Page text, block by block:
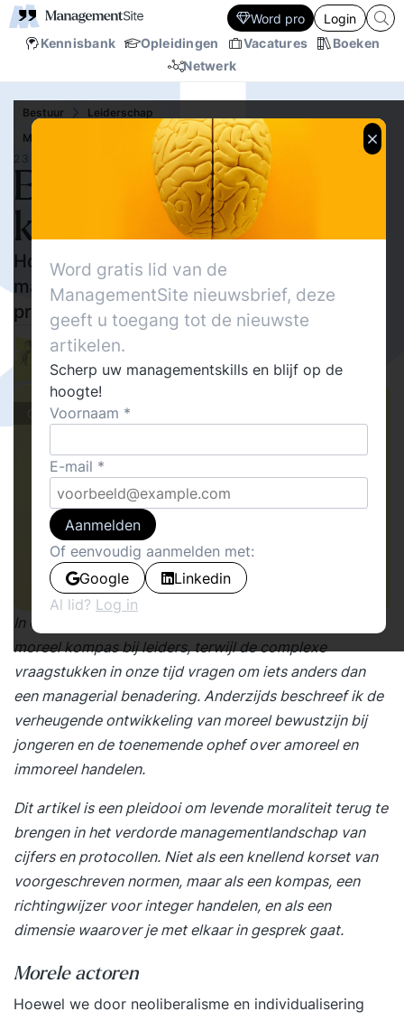
Kennisbank Opleidingen Vacatures
Boeken
Netwerk
Word pro Login
Bestuur
Leiderschap
Mens en Werk
Ethiek, integriteit, moreel kompas
23 NOV.‘21
Een persoonlijk moreel
kompas
Hoe moraliteit terugbrengen in een verdord
managementlandschap van cijfers en
protocollen
15
Cover stories
In een
moreel kompas bij leiders, terwijl de complexe
vraagstukken in onze tijd vragen om iets anders dan
een managerial benadering. Anderzijds beschreef ik de
verheugende ontwikkeling van moreel bewustzijn bij
jongeren en de toenemende ophef over amoreel en
immoreel handelen.
Dit artikel is een pleidooi om levende moraliteit terug te
brengen in het verdorde managementlandschap van
cijfers en protocollen. Niet als een knellend korset van
voorgeschreven normen, maar als een kompas, een
richtingwijzer voor integer handelen, en als een
dimensie waarover je met elkaar in gesprek gaat.
Morele actoren
Hoewel we door neoliberalisme en individualisering
Word gratis lid van de
ManagementSite nieuwsbrief, deze
geeft u toegang tot de nieuwste
artikelen.
Scherp uw managementskills en blijf op de
hoogte!
Voornaam
E-mail
Aanmelden
Of eenvoudig aanmelden met:
Google
Linkedin
Al lid? Log in